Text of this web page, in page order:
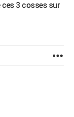
ces 3 cosses sur